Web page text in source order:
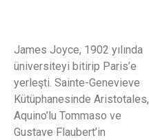
James Joyce, 1902 yılında
üniversiteyi bitirip Paris’e
yerleşti. Sainte-Genevieve
Kütüphanesinde Aristotales,
Aquino’lu Tommaso ve
Gustave Flaubert’in